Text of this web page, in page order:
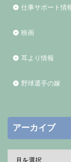
仕事サポート情
映画
耳より情報
野球選手の嫁
アーカイブ